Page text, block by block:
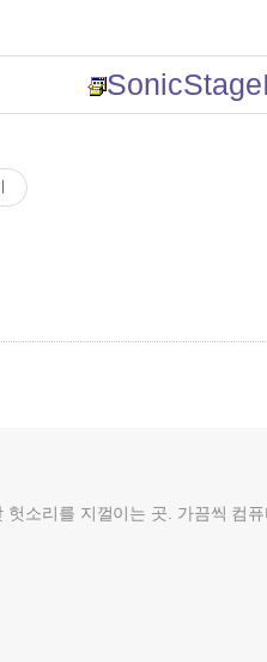
헛소리를 지껄이는 곳. 가끔씩 컴